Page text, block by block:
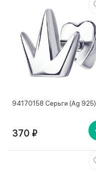
94170158 Серьги (Ag 925)
370 ₽